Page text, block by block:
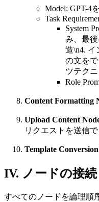
Model: GPT-4
Task
System
み、最
造\n4. イ
の文を
ツテク
Role
Content Formatting
Upload Content
リクエストを送信で
Template
IV. ノードの接続
すべてのノードを論理順